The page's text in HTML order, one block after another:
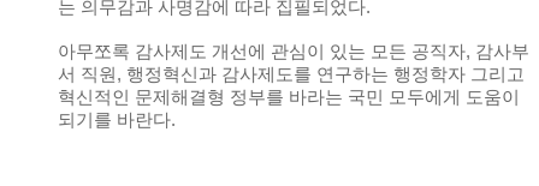
는 의무감과 사명감에 따라 집필되었다.
아무쪼록 감사제도 개선에 관심이 있는 모든 공직자, 감사부
서 직원, 행정혁신과 감사제도를 연구하는 행정학자 그리고
혁신적인 문제해결형 정부를 바라는 국민 모두에게 도움이
되기를 바란다.